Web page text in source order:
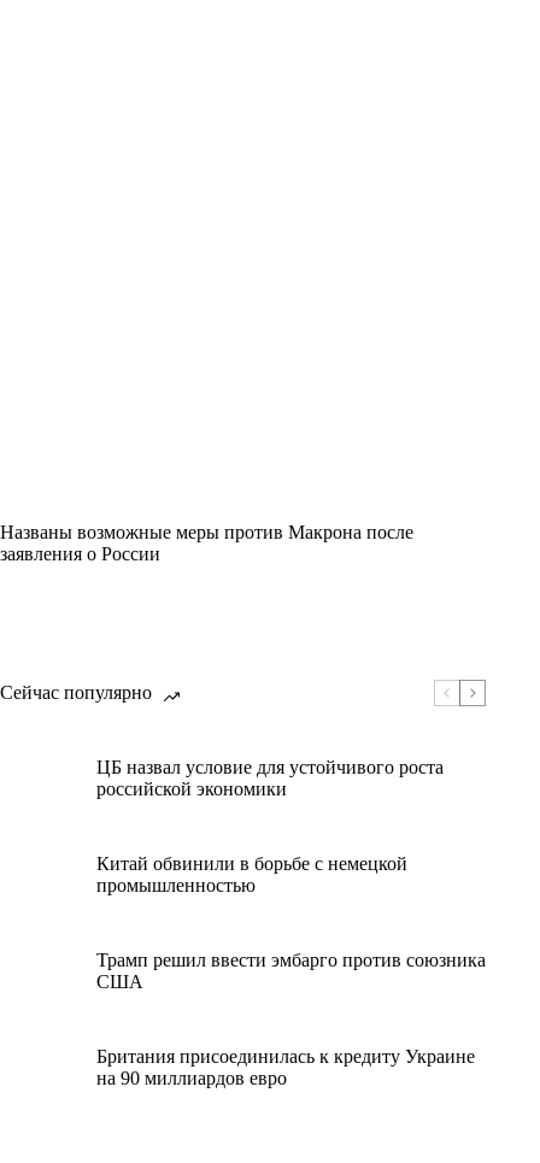
Названы возможные меры против Макрона после
заявления о России
Сейчас популярно
ЦБ назвал условие для устойчивого роста
российской экономики
Китай обвинили в борьбе с немецкой
промышленностью
Трамп решил ввести эмбарго против союзника
США
Британия присоединилась к кредиту Украине
на 90 миллиардов евро